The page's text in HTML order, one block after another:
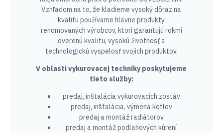
Vzhľadom na to, že kladieme vysoký dôraz na
kvalitu používame hlavne produkty
renomovaných výrobcov, ktorí garantujú rokmi
overenú kvalitu, vysokú životnosť a
technologickú vyspelosť svojich produktov.
V oblasti vykurovacej techniky poskytujeme
tieto služby:
predaj, inštalácia vykurovacích zostáv
predaj, inštalácia, výmena kotlov
predaj a montáž radiátorov
predaj a montáž podlahových kúrení